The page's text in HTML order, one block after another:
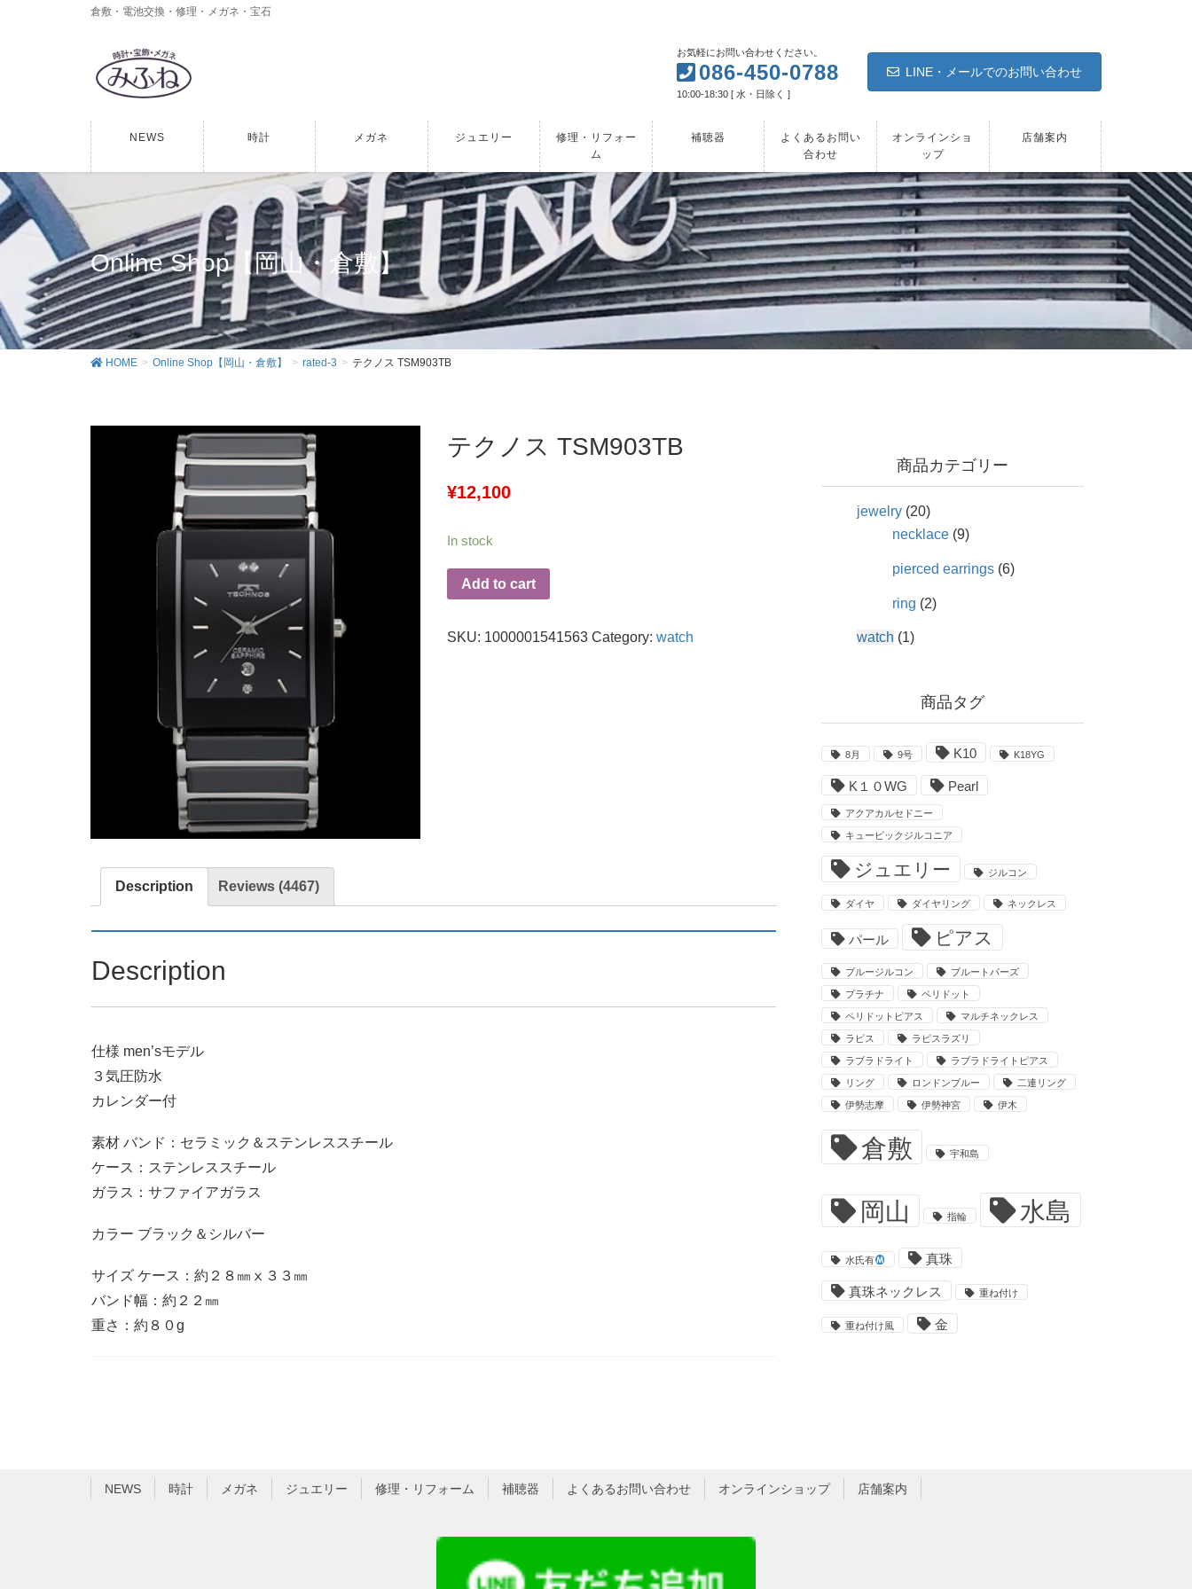
倉敷・電池交換・修理・メガネ・宝石
お気軽にお問い合わせください。
086-450-0788
10:00-18:30 [ 水・日除く ]
LINE・メールでのお問い合わせ
NEWS 時計 メガネ ジュエリー
修理・リフォー
ム
補聴器
よくあるお問い
合わせ
オンラインショ
ップ
店舗案内
Online Shop【岡山・倉敷】
HOME Online Shop【岡山・倉敷】 rated-3 テクノス TSM903TB
テクノス TSM903TB
¥12,100
In stock
Add to cart
SKU: 1000001541563 Category:watch
Description Reviews (4467)
Description
仕様 men’sモデル
３気圧防水
カレンダー付
素材 バンド：セラミック＆ステンレススチール
ケース：ステンレススチール
ガラス：サファイアガラス
カラー ブラック＆シルバー
サイズ ケース：約２８㎜ⅹ３３㎜
バンド幅：約２２㎜
重さ：約８０g
商品カテゴリー
jewelry (20)
necklace (9)
pierced earrings (6)
ring (2)
watch (1)
商品タグ
8月 9号 K10 K18YG
K１０WG Pearl
アクアカルセドニー
キュービックジルコニア
ジュエリー ジルコン
ダイヤ ダイヤリング ネックレス
パール ピアス
ブルージルコン ブルートパーズ
プラチナ ペリドット
ペリドットピアス マルチネックレス
ラピス ラピスラズリ
ラブラドライト ラブラドライトピアス
リング ロンドンブルー 二連リング
伊勢志摩 伊勢神宮 伊木
倉敷 宇和島
岡山 指輪 水島
水氏有 真珠
真珠ネックレス 重ね付け
重ね付け風 金
NEWS 時計 メガネ ジュエリー 修理・リフォーム 補聴器 よくあるお問い合わせ オンラインショップ 店舗案内